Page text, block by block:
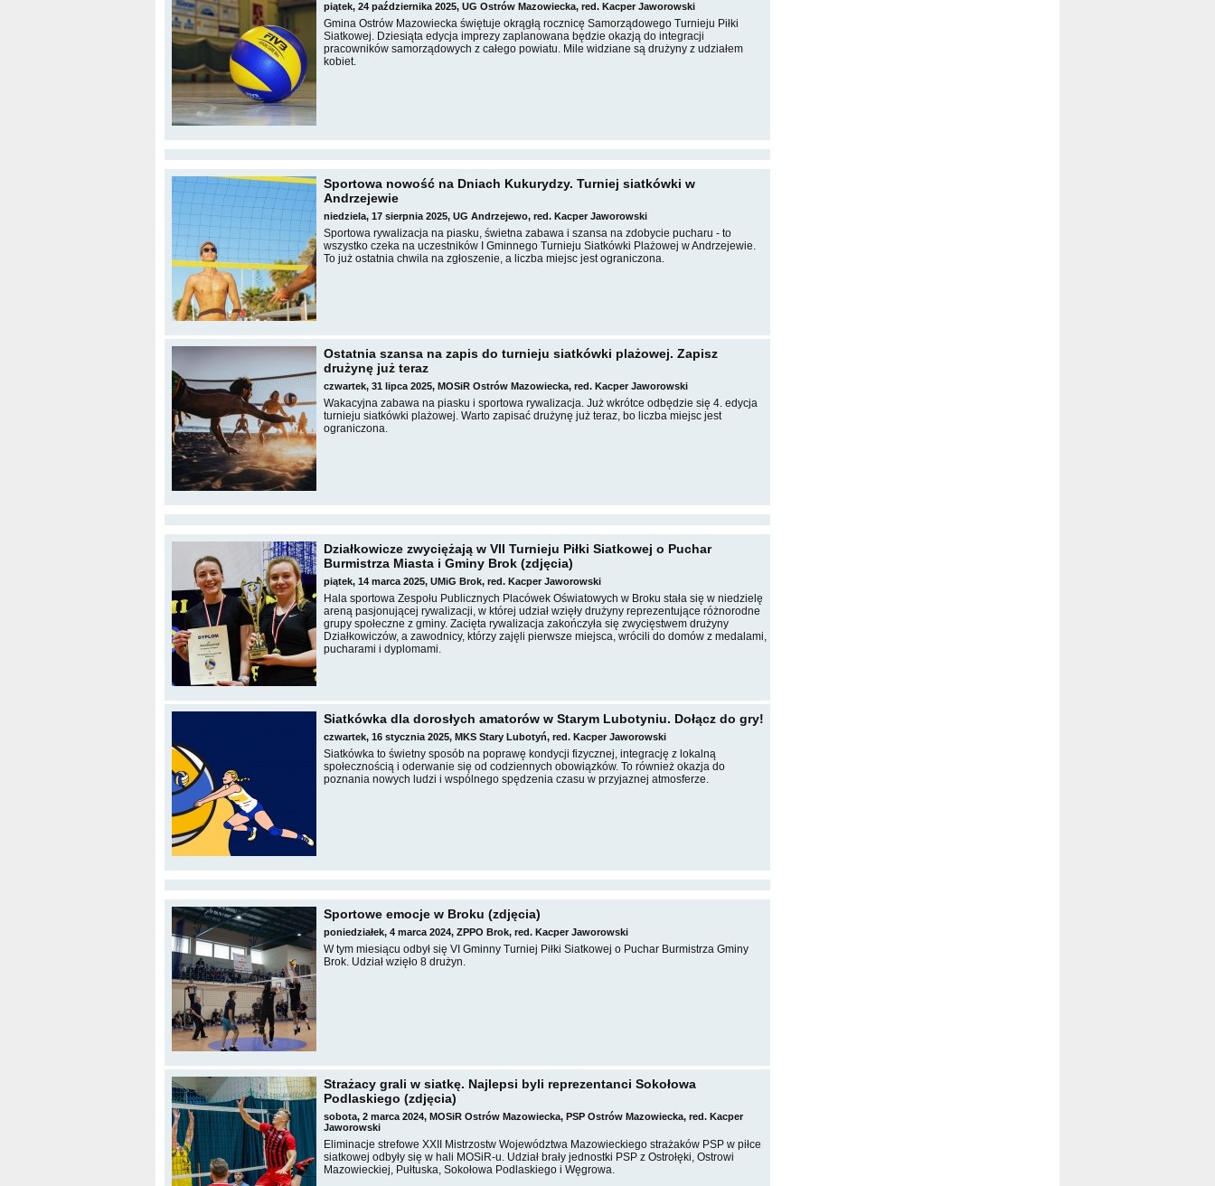
piątek, 24 października 2025, UG Ostrów Mazowiecka, red. Kacper Jaworowski
Gmina Ostrów Mazowiecka świętuje okrągłą rocznicę Samorządowego Turnieju Piłki
Siatkowej. Dziesiąta edycja imprezy zaplanowana będzie okazją do integracji
pracowników samorządowych z całego powiatu. Mile widziane są drużyny z udziałem
kobiet.
Sportowa nowość na Dniach Kukurydzy. Turniej siatkówki w
Andrzejewie
niedziela, 17 sierpnia 2025, UG Andrzejewo, red. Kacper Jaworowski
Sportowa rywalizacja na piasku, świetna zabawa i szansa na zdobycie pucharu - to
wszystko czeka na uczestników I Gminnego Turnieju Siatkówki Plażowej w Andrzejewie.
To już ostatnia chwila na zgłoszenie, a liczba miejsc jest ograniczona.
Ostatnia szansa na zapis do turnieju siatkówki plażowej. Zapisz
drużynę już teraz
czwartek, 31 lipca 2025, MOSiR Ostrów Mazowiecka, red. Kacper Jaworowski
Wakacyjna zabawa na piasku i sportowa rywalizacja. Już wkrótce odbędzie się 4. edycja
turnieju siatkówki plażowej. Warto zapisać drużynę już teraz, bo liczba miejsc jest
ograniczona.
Działkowicze zwyciężają w VII Turnieju Piłki Siatkowej o Puchar
Burmistrza Miasta i Gminy Brok (zdjęcia)
piątek, 14 marca 2025, UMiG Brok, red. Kacper Jaworowski
Hala sportowa Zespołu Publicznych Placówek Oświatowych w Broku stała się w niedzielę
areną pasjonującej rywalizacji, w której udział wzięły drużyny reprezentujące różnorodne
grupy społeczne z gminy. Zacięta rywalizacja zakończyła się zwycięstwem drużyny
Działkowiczów, a zawodnicy, którzy zajęli pierwsze miejsca, wrócili do domów z medalami,
pucharami i dyplomami.
Siatkówka dla dorosłych amatorów w Starym Lubotyniu. Dołącz do gry!
czwartek, 16 stycznia 2025, MKS Stary Lubotyń, red. Kacper Jaworowski
Siatkówka to świetny sposób na poprawę kondycji fizycznej, integrację z lokalną
społecznością i oderwanie się od codziennych obowiązków. To również okazja do
poznania nowych ludzi i wspólnego spędzenia czasu w przyjaznej atmosferze.
Sportowe emocje w Broku (zdjęcia)
poniedziałek, 4 marca 2024, ZPPO Brok, red. Kacper Jaworowski
W tym miesiącu odbył się VI Gminny Turniej Piłki Siatkowej o Puchar Burmistrza Gminy
Brok. Udział wzięło 8 drużyn.
Strażacy grali w siatkę. Najlepsi byli reprezentanci Sokołowa
Podlaskiego (zdjęcia)
sobota, 2 marca 2024, MOSiR Ostrów Mazowiecka, PSP Ostrów Mazowiecka, red. Kacper
Jaworowski
Eliminacje strefowe XXII Mistrzostw Województwa Mazowieckiego strażaków PSP w piłce
siatkowej odbyły się w hali MOSiR-u. Udział brały jednostki PSP z Ostrołęki, Ostrowi
Mazowieckiej, Pułtuska, Sokołowa Podlaskiego i Węgrowa.